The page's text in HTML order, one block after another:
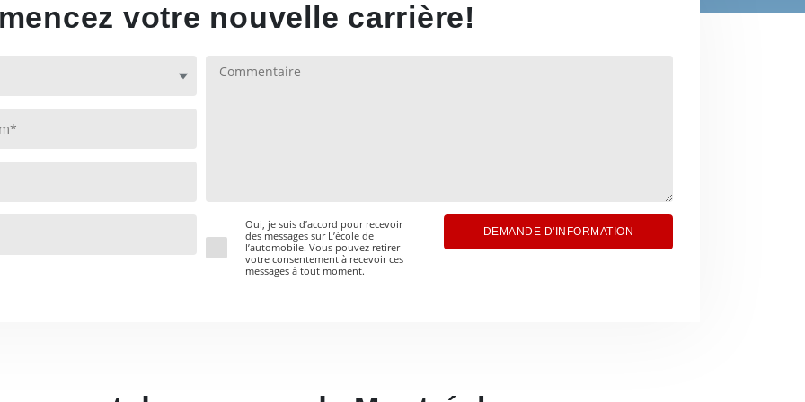
votre nouvelle carrière!
Oui, je suis d’accord pour recevoir
des messages sur L’école de
l’automobile. Vous pouvez retirer
votre consentement à recevoir ces
messages à tout moment.
DEMANDE D'INFORMATION